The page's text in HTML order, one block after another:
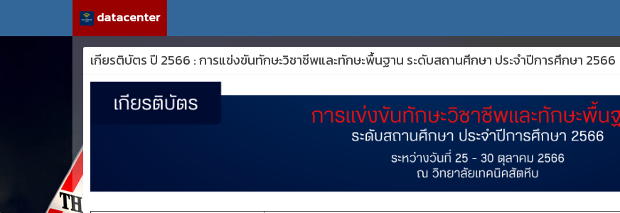
datacenter
เกียรติบัตร ปี 2566 : การแข่งขันทักษะวิชาชีพและทักษะพื้นฐาน ระดับสถานศึกษา ประจำปีการศึกษา 2566